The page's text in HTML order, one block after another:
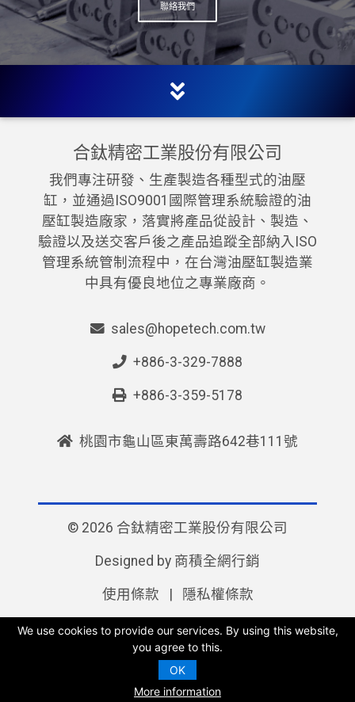
聯絡我們
合鈦精密工業股份有限公司
我們專注研發、生產製造各種型式的油壓
缸，並通過ISO9001國際管理系統驗證的油
壓缸製造廠家，落實將產品從設計、製造、
驗證以及送交客戶後之產品追蹤全部納入ISO
管理系統管制流程中，在台灣油壓缸製造業
中具有優良地位之專業廠商。
sales@hopetech.com.tw
+886-3-329-7888
+886-3-359-5178
桃園市龜山區東萬壽路642巷111號
© 2026 合鈦精密工業股份有限公司
Designed by 商積全網行銷
使用條款 | 隱私權條款
We use cookies to provide our services. By using this website,
you agree to this.
OK
More information